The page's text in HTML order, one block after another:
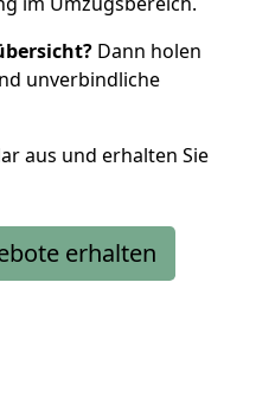
Dann holen
unverbindliche
aus und erhalten Sie
erhalten